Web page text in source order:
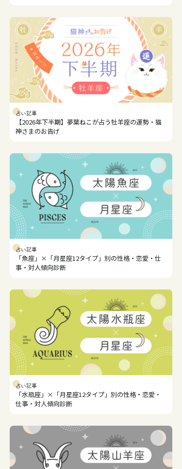
占い記事
【2026年下半期】夢葉ねこが占う牡羊座の運勢・猫
神さまのお告げ
占い記事
「魚座」×「月星座12タイプ」別の性格・恋愛・仕
事・対人傾向診断
占い記事
「水瓶座」×「月星座12タイプ」別の性格・恋愛・
仕事・対人傾向診断